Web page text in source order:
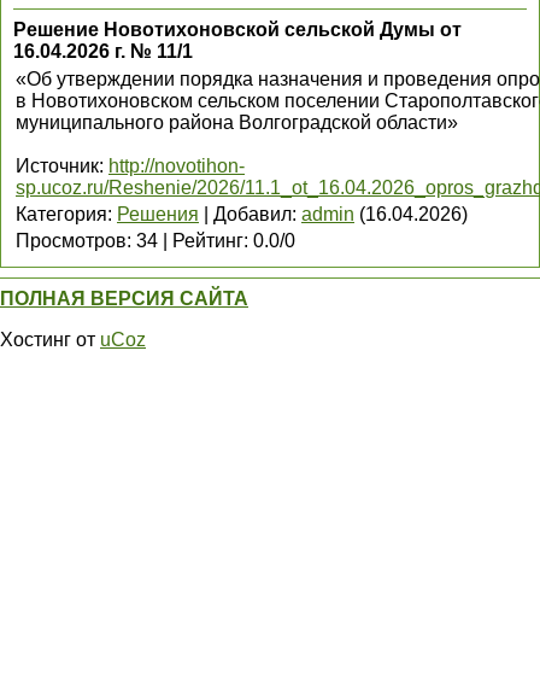
Решение Новотихоновской сельской Думы от
16.04.2026 г. № 11/1
«Об утверждении порядка назначения и проведения
в Новотихоновском сельском поселении
муниципального района Волгоградской области»
Источник: http://novotihon-
sp.ucoz.ru/Reshenie/2026/
Категория: Решения Добавил: admin (16.04.2026)
Просмотров: 34 Рейтинг: 0.0/0
ПОЛНАЯ ВЕРСИЯ САЙТА
Хостинг от uCoz